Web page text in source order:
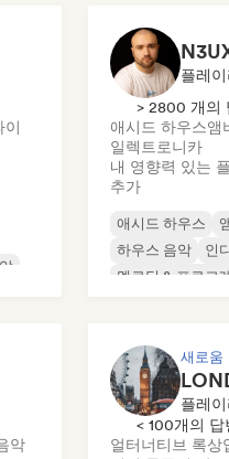
이
플레
> 2800 개의
애시드 하우스앰
일렉트로니카
내 영향력 있는
추가
애시드 하우스
하우스 음악
인
멜로딕 & 프로그
악
새로움
플레
< 100개의 답
얼터너티브 록상